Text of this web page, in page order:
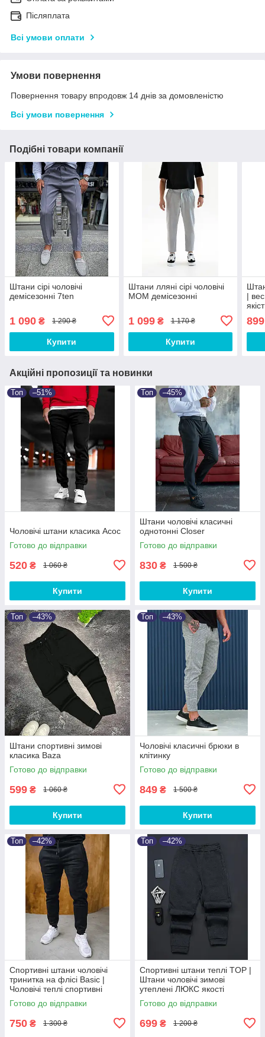
Післяплата
Всі умови оплати
Умови повернення
Повернення товару впродовж 14 днів за домовленістю
Всі умови повернення
Подібні товари компанії
Штани сірі чоловічі
демісезонні 7ten
1 090 ₴ 1 290 ₴
Купити
Штани лляні сірі чоловічі
МОМ демісезонні
1 099₴ 1 170 ₴
Купити
|
899
Акційні пропозиції та новинки
Топ –51%
Чоловічі штани класика Асос
Готово до відправки
520 ₴ 1 060 ₴
Купити
Топ –45%
Штани чоловічі класичні
однотонні Closer
Готово до відправки
830 ₴ 1 500 ₴
Купити
Топ –43%
Штани спортивні зимові
класика Baza
Готово до відправки
599 ₴ 1 060 ₴
Купити
Топ –43%
Чоловічі класичні брюки в
клітинку
Готово до відправки
849 ₴ 1 500 ₴
Купити
Топ –42%
Спортивні штани чоловічі
тринитка на флісі Basic |
Чоловічі теплі спортивні
штани від XS до 3XL
Готово до відправки
750 ₴ 1 300 ₴
Топ –42%
Спортивні штани теплі TOP |
Штани чоловічі зимові
утеплені ЛЮКС якості
Готово до відправки
699 ₴ 1 200 ₴